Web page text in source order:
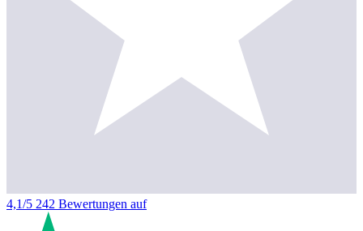
4,1/5 242 Bewertungen auf